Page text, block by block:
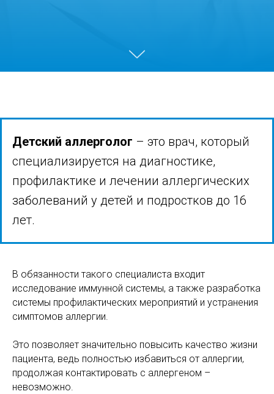
Детский аллерголог – это врач, который
специализируется на диагностике,
профилактике и лечении аллергических
заболеваний у детей и подростков до 16
лет.
В обязанности такого специалиста входит
исследование иммунной системы, а также разработка
системы профилактических мероприятий и устранения
симптомов аллергии.
Это позволяет значительно повысить качество жизни
пациента, ведь полностью избавиться от аллергии,
продолжая контактировать с аллергеном –
невозможно.